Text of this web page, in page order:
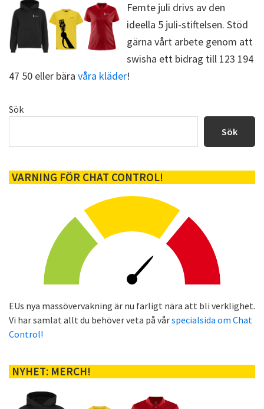
)
Femte juli drivs av den
ideella 5 juli-stiftelsen. Stöd
gärna vårt arbete genom att
swisha ett bidrag till 123 194
47 50 eller bära våra kläder!
Primärt
Sök
Sök
VARNING FÖR CHAT CONTROL!
EUs nya massövervakning är nu farligt nära att bli verklighet.
Vi har samlat allt du behöver veta på vårspecialsida om Chat
Control!
NYHET: MERCH!